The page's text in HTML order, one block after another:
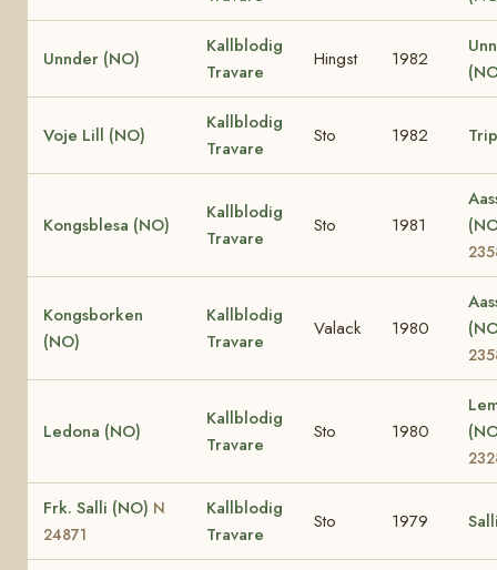
Unnder (NO)
Kallblodig
Travare
Hingst 1982
Voje Lill (NO)
Kallblodig
Travare
Sto 1982
Kongsblesa (NO)
Kallblodig
Travare
Sto 1981
Kongsborken
(NO)
Kallblodig
Travare
Valack 1980
Ledona (NO)
Kallblodig
Travare
Sto 1980
Frk. Salli (NO) N
24871
Kallblodig
Travare
Sto 1979